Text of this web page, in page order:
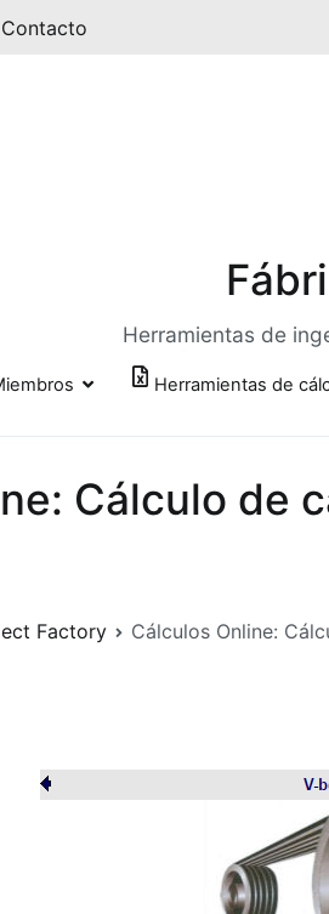
Contacto
Herramientas de
Herramientas de
Cálculo de
Factory Cálculos Online: